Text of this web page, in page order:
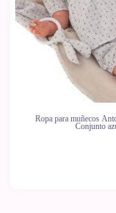
Ropa para muñecos
Conjunto